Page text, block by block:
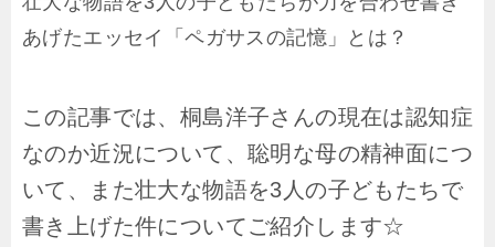
あげたエッセイ「ペガサスの記憶」とは？
この記事では、桐島洋子さんの現在は認知症
なのか近況について、聡明な母の精神面につ
いて、また壮大な物語を3人の子どもたちで
書き上げた件についてご紹介します☆